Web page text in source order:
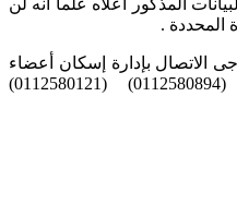
المحددة .
الاتصال بإدارة إسكان أعضاء
هيئة التدريس على الأرقام: (0112580894) (0112580121)